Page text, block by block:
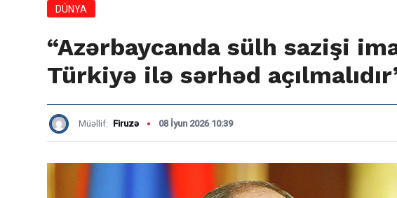
DÜNYA
“Azərbaycanda sülh sazişi
Türkiyə ilə sərhəd
Müəllif: Firuzə 08 İyun 2026 10:39